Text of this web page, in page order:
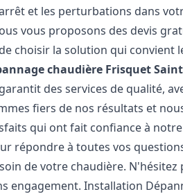
et les perturbations dans
vous proposons des devis
choisir la solution qui convient
chaudière Frisquet
des services de qualité,
fiers de nos résultats et
qui ont fait confiance à
répondre à toutes vos
de votre chaudière. N'hésitez
engagement. Installation